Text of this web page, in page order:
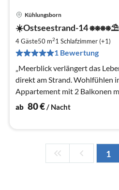
Kühlungsborn
☀️Ostseestrand-14
4 Gäste50 m21 Schlafzimmer (+1)
1 Bewertung
„Meerblick verlängert das
direkt am Strand. Wohlfühlen
Appartement mit 2 Balkonen mit Meerblick, Fahrstuhl,
Sauna & W-LAN gratis.
ab 80€/ Nacht
1